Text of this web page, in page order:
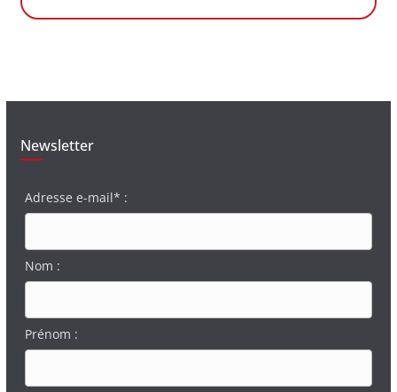
Newsletter
Adresse e-mail* :
Nom :
Prénom :